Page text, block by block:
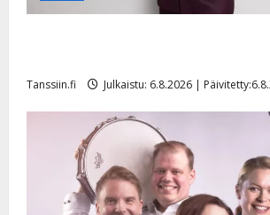
Tanssiin.fi Julkaistu: 6.8.2026 |